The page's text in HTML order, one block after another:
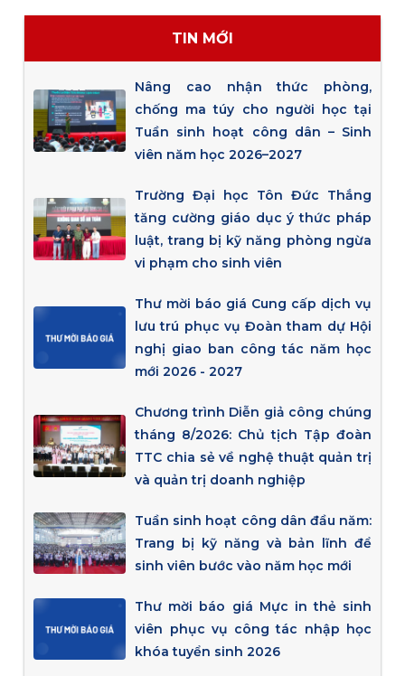
TIN MỚI
Nâng cao nhận thức phòng,
chống ma túy cho người học tại
Tuần sinh hoạt công dân – Sinh
viên năm học 2026–2027
Trường Đại học Tôn Đức Thắng
tăng cường giáo dục ý thức pháp
luật, trang bị kỹ năng phòng ngừa
vi phạm cho sinh viên
Thư mời báo giá Cung cấp dịch vụ
lưu trú phục vụ Đoàn tham dự Hội
nghị giao ban công tác năm học
mới 2026 - 2027
Chương trình Diễn giả công chúng
tháng 8/2026: Chủ tịch Tập đoàn
TTC chia sẻ về nghệ thuật quản trị
và quản trị doanh nghiệp
Tuần sinh hoạt công dân đầu năm:
Trang bị kỹ năng và bản lĩnh để
sinh viên bước vào năm học mới
Thư mời báo giá Mực in thẻ sinh
viên phục vụ công tác nhập học
khóa tuyển sinh 2026